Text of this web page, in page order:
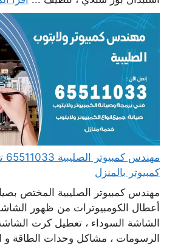
كمبيوتر بالمنزل
مهندس كمبيوتر الصليبية المختص
أعطال الكومبيوترات من ظهور
الشاشة السوداء ، تعطيل كرت
الرسومات ، مشاكل وحدات الطاقة و